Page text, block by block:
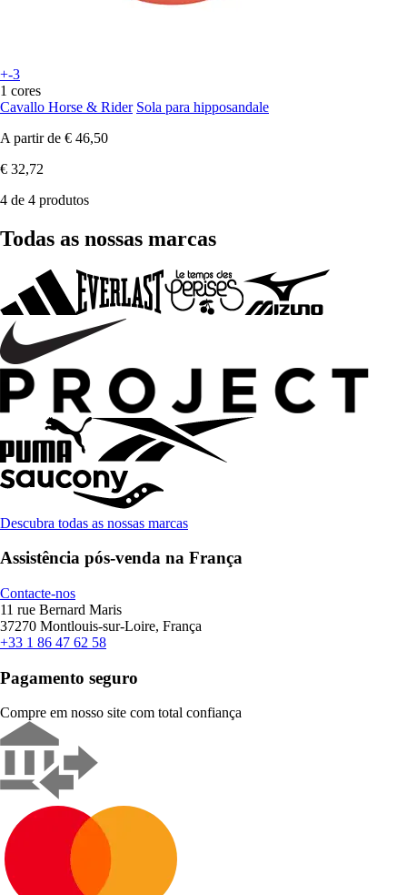
+-3
1 cores
Cavallo Horse & Rider Sola para hipposandale
A partir de € 46,50
€ 32,72
4 de 4 produtos
Todas as nossas marcas
Descubra todas as nossas marcas
Assistência pós-venda na França
Contacte-nos
11 rue Bernard Maris
37270 Montlouis-sur-Loire, França
+33 1 86 47 62 58
Pagamento seguro
Compre em nosso site com total confiança